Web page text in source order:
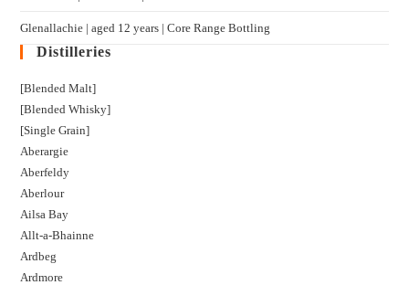
Glenallachie | aged 12 years | Core Range Bottling
Distilleries
[Blended Malt]
[Blended Whisky]
[Single Grain]
Aberargie
Aberfeldy
Aberlour
Ailsa Bay
Allt-a-Bhainne
Ardbeg
Ardmore